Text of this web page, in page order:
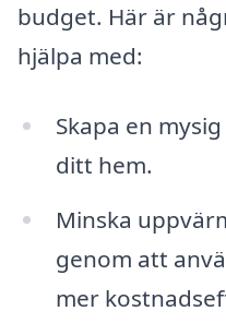
budget. Här är
hjälpa med:
Skapa en
ditt hem.
Minska
genom att
mer